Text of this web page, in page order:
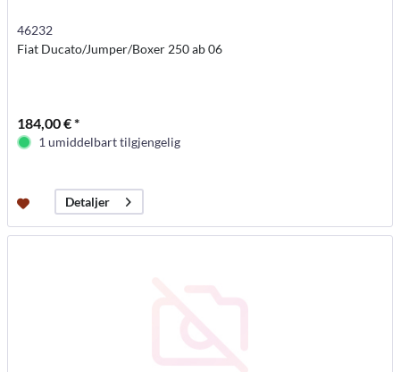
46232
Fiat Ducato/Jumper/Boxer 250 ab 06
184,00 € *
1 umiddelbart tilgjengelig
Detaljer